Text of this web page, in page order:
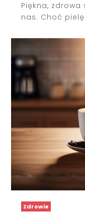
Piękna,
nas. Choć
Zdrowie